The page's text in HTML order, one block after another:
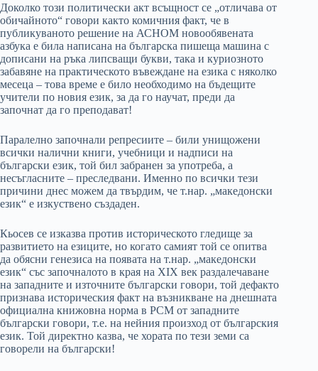
Доколко този политически акт всъщност се „отличава от
обичайното“ говори както комичния факт, че в
публикуваното решение на АСНОМ новообявената
азбука е била написана на българска пишеща машина с
дописани на ръка липсващи букви, така и куриозното
забавяне на практическото въвеждане на езика с няколко
месеца – това време е било необходимо на бъдещите
учители по новия език, за да го научат, преди да
започнат да го преподават!
Паралелно започнали репресиите – били унищожени
всички налични книги, учебници и надписи на
български език, той бил забранен за употреба, а
несъгласните – преследвани. Именно по всички тези
причини днес можем да твърдим, че т.нар. „македонски
език“ е изкуствено създаден.
Кьосев се изказва против историческото гледище за
развитието на езиците, но когато самият той се опитва
да обясни генезиса на появата на т.нар. „македонски
език“ със започналото в края на XIX век раздалечаване
на западните и източните български говори, той дефакто
признава историческия факт на възникване на днешната
официална книжовна норма в РСМ от западните
български говори, т.е. на нейния произход от българския
език. Той директно казва, че хората по тези земи са
говорели на български!